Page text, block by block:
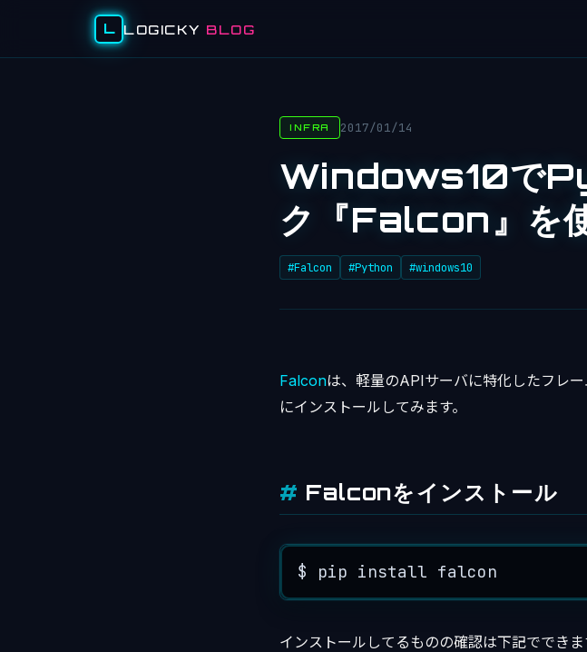
L LOGICKY BLOG
INFRA 2017/01/14
Windows10で
ク『Falcon』を
#Falcon #Python #windows10
Falconは、軽量のAPIサーバに特化したフレ
にインストールしてみます。
Falconをインストール
$ pip install falcon
インストールしてるものの確認は下記でできま